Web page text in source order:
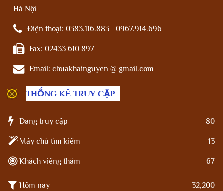
Hà Nội
Điện thoại: 0383.116.883 - 0967.914.696
Fax: 02433 610 897
Email: chuakhainguyen @ gmail.com
THỐNG KÊ TRUY CẬP
Đang truy cập 80
Máy chủ tìm kiếm 13
Khách viếng thăm 67
Hôm nay 32,200